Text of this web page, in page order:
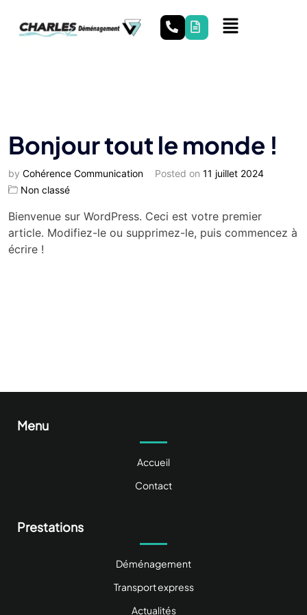
Bonjour tout le monde !
by Cohérence Communication Posted on 11 juillet 2024
Non classé
Bienvenue sur WordPress. Ceci est votre premier
article. Modifiez-le ou supprimez-le, puis commencez à
écrire !
Menu
Accueil
Contact
Prestations
Déménagement
Transport express
Actualités